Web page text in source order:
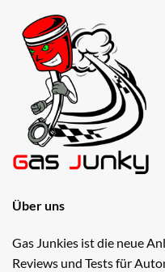
Über uns
Gas Junkies ist die neue
Reviews und Tests für